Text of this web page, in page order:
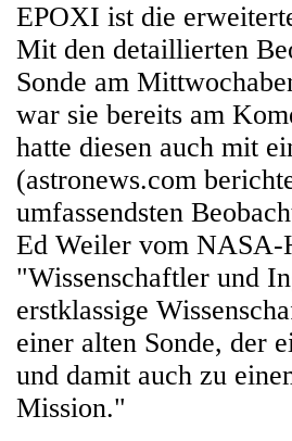
EPOXI ist die
Mit den detaillierten
Sonde am
war sie bereits am
hatte diesen auch mit
(astronews.com
umfassendsten
Ed Weiler vom NASA-
"Wissenschaftler und
erstklassige
einer alten Sonde, der
und damit auch zu
Mission."